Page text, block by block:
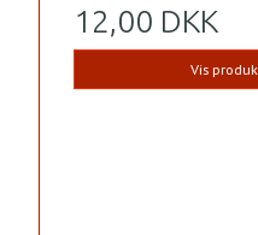
12,00 DKK
Vis